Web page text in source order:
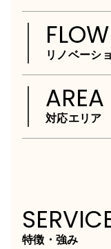
FLOW
リノベーシ
AREA
対応エリア
特徴・強み